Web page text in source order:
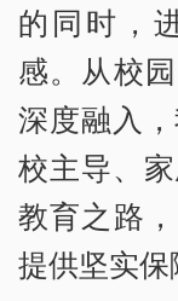
的同时，
感。从校
深度融入
校主导、
教育之路
提供坚实保